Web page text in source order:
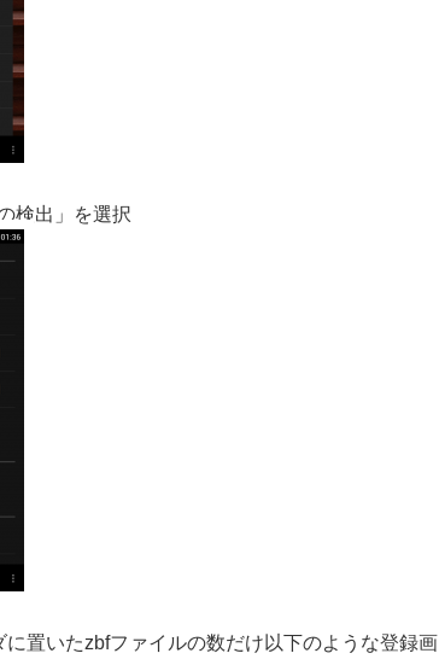
検出」を選択
置いたzbfファイルの数だけ以下のような登録画